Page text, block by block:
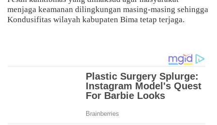
menjaga keamanan dilingkungan masing-masing sehingga
Kondusifitas wilayah kabupaten Bima tetap terjaga.